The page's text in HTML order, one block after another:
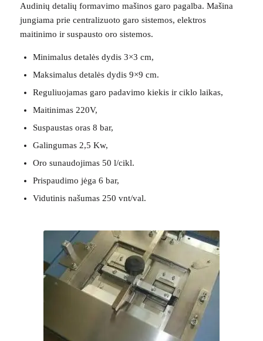
Audinių detalių formavimo mašinos garo pagalba. Mašina
jungiama prie centralizuoto garo sistemos, elektros
maitinimo ir suspausto oro sistemos.
Minimalus detalės dydis 3×3 cm,
Maksimalus detalės dydis 9×9 cm.
Reguliuojamas garo padavimo kiekis ir ciklo laikas,
Maitinimas 220V,
Suspaustas oras 8 bar,
Galingumas 2,5 Kw,
Oro sunaudojimas 50 l/cikl.
Prispaudimo jėga 6 bar,
Vidutinis našumas 250 vnt/val.